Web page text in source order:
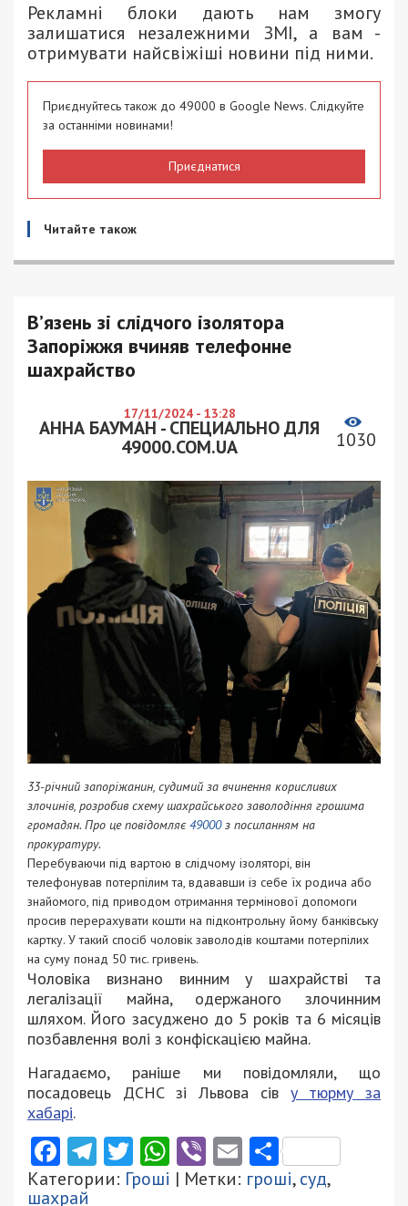
Рекламні блоки дають нам змогу
залишатися незалежними ЗМІ, а вам -
отримувати найсвіжіші новини під ними.
Приєднуйтесь також до 49000 в Google News. Слідкуйте
за останніми новинами!
Приєднатися
Читайте також
В’язень зі слідчого ізолятора
Запоріжжя вчиняв телефонне
шахрайство
17/11/2024 - 13:28
АННА БАУМАН - СПЕЦИАЛЬНО ДЛЯ
49000.COM.UA
1030
33-річний запоріжанин, судимий за вчинення корисливих
злочинів, розробив схему шахрайського заволодіння грошима
громадян. Про це повідомляє 49000з посиланням на
прокуратуру.
Перебуваючи під вартою в слідчому ізоляторі, він
телефонував потерпілим та, вдававши із себе їх родича або
знайомого, під приводом отримання термінової допомоги
просив перерахувати кошти на підконтрольну йому банківську
картку. У такий спосіб чоловік заволодів коштами потерпілих
на суму понад 50 тис. гривень.
Чоловіка визнано винним у шахрайстві та
легалізації майна, одержаного злочинним
шляхом. Його засуджено до 5 років та 6 місяців
позбавлення волі з конфіскацією майна.
Нагадаємо, раніше ми повідомляли, що
посадовець ДСНС зі Львова сів у тюрму за
хабарі.
Facebook
Telegram
Twitter
WhatsApp
ViberEmail
Категории: Гроші | Метки: гроші,суд,
шахрай